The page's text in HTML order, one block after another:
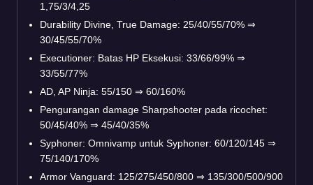
1,75/3/4,25
Durability Divine, True Damage: 25/40/55/70% ⇒
30/45/55/70%
Executioner: Batas HP Eksekusi: 33/66/99% ⇒
33/55/77%
AD, AP Ninja: 55/150 ⇒ 60/160%
Pengurangan damage Sharpshooter pada ricochet:
50/45/40% ⇒ 45/40/35%
Syphoner: Omnivamp untuk Syphoner: 60/120/145 ⇒
75/140/170%
Armor Vanguard: 125/275/450/800 ⇒ 135/300/500/900